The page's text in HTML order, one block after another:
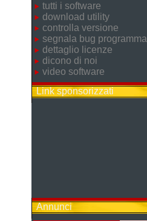
tutti i software
download utility
controlla versione
segnala bug programma
dettaglio licenze
dicono di noi
video software
Link sponsorizzati
Annunci